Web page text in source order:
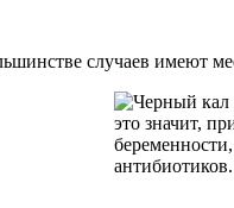
случаев имеют